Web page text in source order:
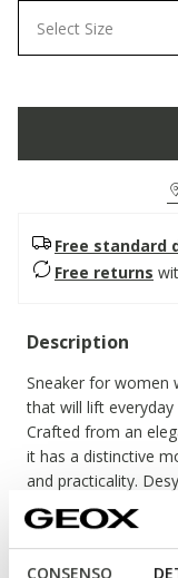
CONSENSO
Select Size
Free standard
Free returns
Description
Sneaker for women
that will lift
Crafted from an
it has a distinctive
and practicality.
around town with
dressing with a
ITEM CODE: